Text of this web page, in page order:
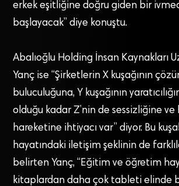
erkek eşitliğine doğru giden bir
başlayacak” diye konuştu.
Abalıoğlu Holding İnsan Kaynakları
Yanç ise “Şirketlerin X kuşağının
buluculuğuna, Y kuşağının
olduğu kadar Z’nin de sessizliğine ve
hareketine ihtiyacı var” diyor. Bu
hayatındaki iletişim şeklinin de
belirten Yanç, “Eğitim ve öğretim
kitaplardan daha çok tableti elinde